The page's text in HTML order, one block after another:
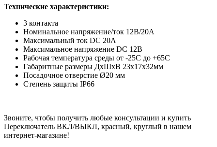
Технические характеристики:
3 контакта
Номинальное напряжение/ток 12В/20А
Максимальный ток DC 20А
Максимальное напряжение DC 12В
Рабочая температура среды от -25С до +65С
Габаритные размеры ДхШхВ 23х17х32мм
Посадочное отверстие Ø20 мм
Степень защиты IP66
Звоните, чтобы получить любые консультации и купить
Переключатель ВКЛ/ВЫКЛ, красный, круглый в нашем
интернет-магазине!